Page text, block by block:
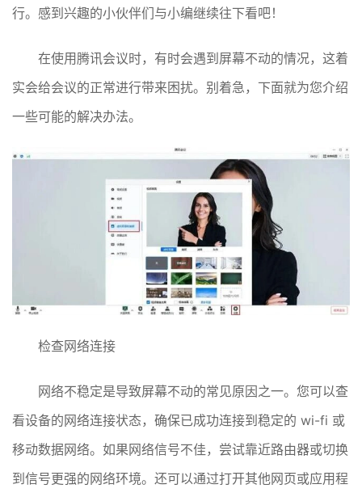
行。感到兴趣的小伙伴们与小编继续往下看吧！
在使用腾讯会议时，有时会遇到屏幕不动的情况，这着
实会给会议的正常进行带来困扰。别着急，下面就为您介绍
一些可能的解决办法。
检查网络连接
网络不稳定是导致屏幕不动的常见原因之一。您可以查
看设备的网络连接状态，确保已成功连接到稳定的 wi-fi 或
移动数据网络。如果网络信号不佳，尝试靠近路由器或切换
到信号更强的网络环境。还可以通过打开其他网页或应用程